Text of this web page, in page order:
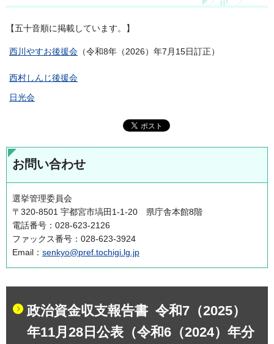
【五十音順に掲載しています。】
西川やすお後援会 （令和8年（2026）年7月15日訂正）
西村しんじ後援会
日光会
お問い合わせ
選挙管理委員会
〒320-8501 宇都宮市塙田1-1-20 県庁舎本館8階
電話番号：028-623-2126
ファックス番号：028-623-3924
Email： senkyo@pref.tochigi.lg.jp
政治資金収支報告書 令和7（2025）
年11月28日公表（令和6（2024）年分